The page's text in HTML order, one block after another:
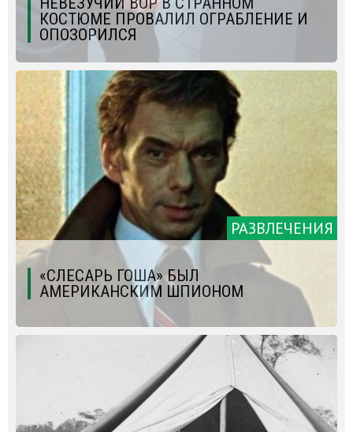
КОСТЮМЕ ПРОВАЛИЛ ОГРАБЛЕНИЕ И
ОПОЗОРИЛСЯ
РАЗВЛЕЧЕНИЯ
«СЛЕСАРЬ ГОША» БЫЛ
АМЕРИКАНСКИМ ШПИОНОМ